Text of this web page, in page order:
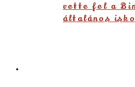
vette fel a
általános